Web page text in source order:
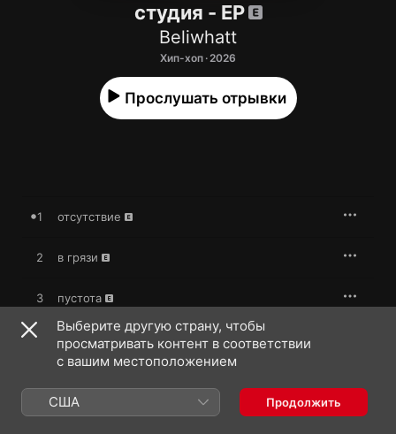
студия - EP
Beliwhatt
Хип-хоп · 2026
Прослушать отрывки
1 отсутствие
2 в грязи
3 пустота
4 спасибо шумоподавлению
Выберите другую страну, чтобы
просматривать контент в соответствии
с вашим местоположением
США Продолжить